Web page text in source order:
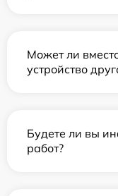
Может ли
устройство
Будете ли вы
работ?